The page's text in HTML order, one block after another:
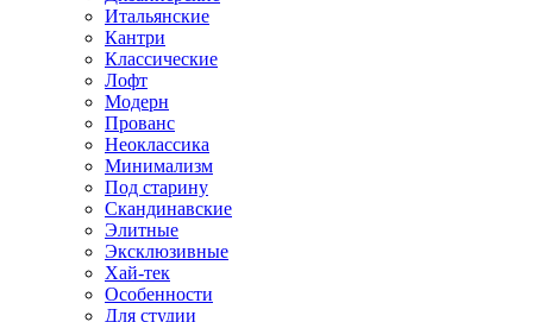
Итальянские
Кантри
Классические
Лофт
Модерн
Прованс
Неоклассика
Минимализм
Под старину
Скандинавские
Элитные
Эксклюзивные
Хай-тек
Особенности
Для студии